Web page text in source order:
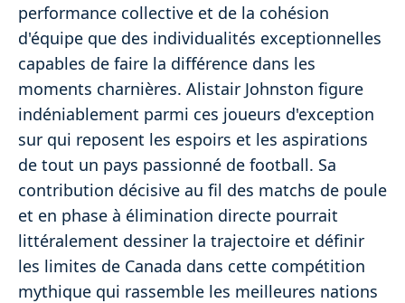
performance collective et de la cohésion
d'équipe que des individualités exceptionnelles
capables de faire la différence dans les
moments charnières. Alistair Johnston figure
indéniablement parmi ces joueurs d'exception
sur qui reposent les espoirs et les aspirations
de tout un pays passionné de football. Sa
contribution décisive au fil des matchs de poule
et en phase à élimination directe pourrait
littéralement dessiner la trajectoire et définir
les limites de Canada dans cette compétition
mythique qui rassemble les meilleures nations